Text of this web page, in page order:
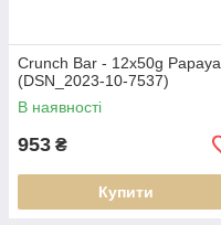
Crunch Bar - 12x50g Papaya
(DSN_2023-10-7537)
В наявності
953 ₴
Купити